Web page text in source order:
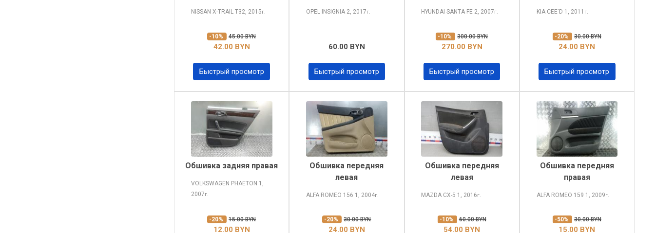
NISSAN X-TRAIL T32, 2015г.
-10% 45.00 BYN
42.00 BYN
Быстрый просмотр
OPEL INSIGNIA 2, 2017г.
60.00 BYN
Быстрый просмотр
HYUNDAI SANTA FE 2, 2007г.
-10% 300.00 BYN
270.00 BYN
Быстрый просмотр
KIA CEE'D 1, 2011 г.
-20% 30.00 BYN
24.00 BYN
Быстрый просмотр
Обшивка задняя правая
VOLKSWAGEN PHAETON 1,
2007г.
-20% 15.00 BYN
12.00 BYN
Обшивка передняя
левая
ALFA ROMEO 156 1, 2004г.
-20% 30.00 BYN
24.00 BYN
Обшивка передняя
левая
MAZDA CX-5 1, 2016г.
-10% 60.00 BYN
54.00 BYN
Обшивка передняя
правая
ALFA ROMEO 159 1, 2009г.
-50% 30.00 BYN
15.00 BYN